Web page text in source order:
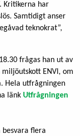
Kritikerna har
Samtidigt anser
teknokrat”,
frågas han ut av
ENVI, om
Hela utfrågningen
länk Utfrågningen
besvara flera